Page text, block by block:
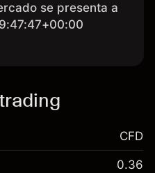
se presenta a
CFD
0.36